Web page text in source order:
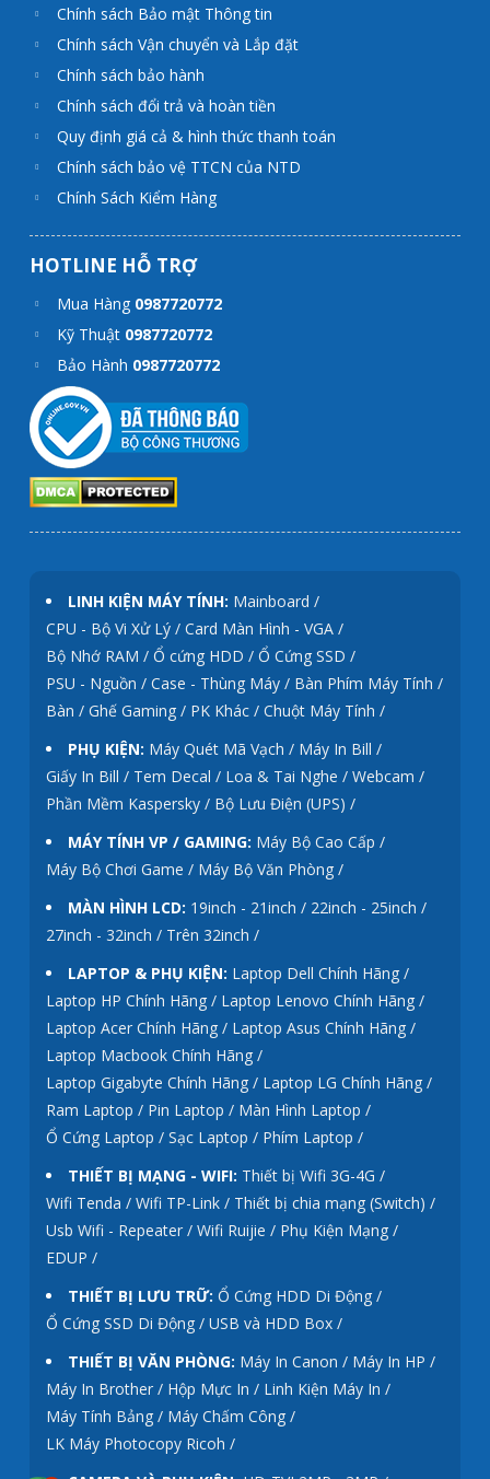
Chính sách Bảo mật Thông tin
Chính sách Vận chuyển và Lắp đặt
Chính sách bảo hành
Chính sách đổi trả và hoàn tiền
Quy định giá cả & hình thức thanh toán
Chính sách bảo vệ TTCN của NTD
Chính Sách Kiểm Hàng
HOTLINE HỖ TRỢ
Mua Hàng 0987720772
Kỹ Thuật 0987720772
Bảo Hành 0987720772
LINH KIỆN MÁY TÍNH: Mainboard /
CPU - Bộ Vi Xử Lý / Card Màn Hình - VGA /
Bộ Nhớ RAM / Ổ cứng HDD / Ổ Cứng SSD /
PSU - Nguồn / Case - Thùng Máy / Bàn Phím Máy Tính /
Bàn / Ghế Gaming / PK Khác / Chuột Máy Tính /
PHỤ KIỆN: Máy Quét Mã Vạch / Máy In Bill /
Giấy In Bill / Tem Decal / Loa & Tai Nghe / Webcam /
Phần Mềm Kaspersky / Bộ Lưu Điện (UPS) /
MÁY TÍNH VP / GAMING: Máy Bộ Cao Cấp /
Máy Bộ Chơi Game / Máy Bộ Văn Phòng /
MÀN HÌNH LCD: 19inch - 21inch / 22inch - 25inch /
27inch - 32inch / Trên 32inch /
LAPTOP & PHỤ KIỆN: Laptop Dell Chính Hãng /
Laptop HP Chính Hãng / Laptop Lenovo Chính Hãng /
Laptop Acer Chính Hãng / Laptop Asus Chính Hãng /
Laptop Macbook Chính Hãng /
Laptop Gigabyte Chính Hãng / Laptop LG Chính Hãng /
Ram Laptop / Pin Laptop / Màn Hình Laptop /
Ổ Cứng Laptop / Sạc Laptop / Phím Laptop /
THIẾT BỊ MẠNG - WIFI: Thiết bị Wifi 3G-4G /
Wifi Tenda / Wifi TP-Link / Thiết bị chia mạng (Switch) /
Usb Wifi - Repeater / Wifi Ruijie / Phụ Kiện Mạng /
EDUP /
THIẾT BỊ LƯU TRỮ: Ổ Cứng HDD Di Động /
Ổ Cứng SSD Di Động / USB và HDD Box /
THIẾT BỊ VĂN PHÒNG: Máy In Canon / Máy In HP /
Máy In Brother / Hộp Mực In / Linh Kiện Máy In /
Máy Tính Bảng / Máy Chấm Công /
LK Máy Photocopy Ricoh /